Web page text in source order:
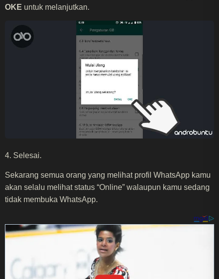
OKE untuk melanjutkan.
4. Selesai.
Sekarang semua orang yang melihat profil WhatsApp kamu
akan selalu melihat status “Online” walaupun kamu sedang
tidak membuka WhatsApp.